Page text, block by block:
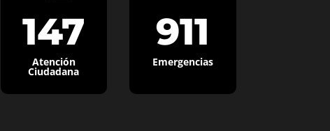
147
Atención
Ciudadana
911
Emergencias